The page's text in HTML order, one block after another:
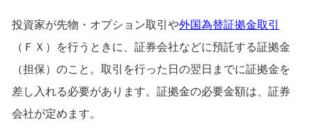
投資家が先物・オプション取引や外国為替証拠金取引
（ＦＸ）を行うときに、証券会社などに預託する証拠金
（担保）のこと。取引を行った日の翌日までに証拠金を
差し入れる必要があります。証拠金の必要金額は、証券
会社が定めます。